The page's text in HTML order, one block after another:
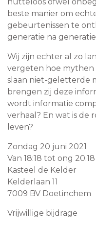
beste manier om
gebeurtenissen te
generatie na
Wij zijn echter al zo
vergeten hoe mythen
slaan niet-geletterde
brengen zij deze
wordt informatie
verhaal? En wat is de
leven?
Zondag 20 juni 2021
Van 18:18 tot ong 20.18
Kasteel de Kelder
Kelderlaan 11
7009 BV Doetinchem
Vrijwillige bijdrage